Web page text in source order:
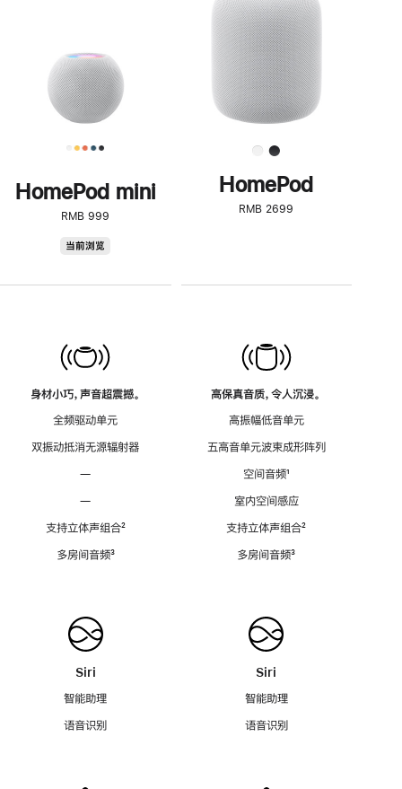
HomePod mini
RMB 999
当前浏览
身材小巧，声音超震撼。
全频驱动单元
双振动抵消无源辐射器
—
—
支持立体声组合脚
²
多房间音频脚
³
Siri
智能助理
语音识别
了
解
HomePod<
HomePod
RMB 2699
高保真音质，令人沉浸。
高振幅低音单元
五高音单元波束成形阵列
空间音频脚
¹
室内空间感应
支持立体声组合脚
²
多房间音频脚
³
Siri
智能助理
语音识别